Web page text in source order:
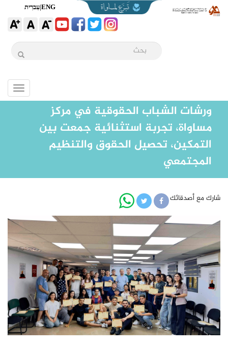
ENG
|עִברִית
Toggle
ورشات الشباب الحقوقية في مركز
مساواة، تجربة استثنائية جمعت بين
التمكين، تحصيل الحقوق والتنظيم
المجتمعي
شارك مع أصدقائك